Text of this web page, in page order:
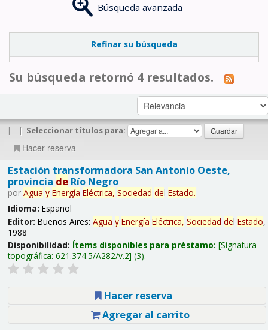
Búsqueda avanzada
Refinar su búsqueda
Su búsqueda retornó 4 resultados.
| | Seleccionar títulos para:
Hacer reserva
Estación transformadora San Antonio Oeste,
provincia deRío Negro
por Agua y Energía Eléctrica, Sociedad del Estado.
Idioma: Español
Editor: Buenos Aires: Agua y Energía Eléctrica, Sociedad del Estado,
1988
Disponibilidad: Ítems disponibles para préstamo: Signatura
topográfica: 621.374.5/A282/v.2 (3).
Hacer reserva
Agregar al carrito